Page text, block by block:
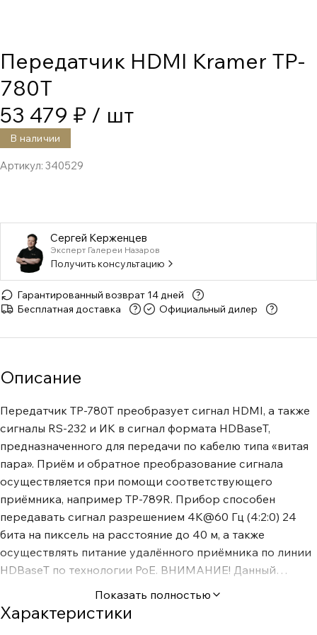
Передатчик HDMI Kramer TP-
780T
53 479 ₽ / шт
В наличии
Артикул: 340529
Сергей Керженцев
Эксперт Галереи Назаров
Получить консультацию
Гарантированный возврат 14 дней
Бесплатная доставка
Официальный дилер
Описание
Передатчик TP-780T преобразует сигнал HDMI, а также
сигналы RS-232 и ИК в сигнал формата HDBaseT,
предназначенного для передачи по кабелю типа «витая
пара». Приём и обратное преобразование сигнала
осуществляется при помощи соответствующего
приёмника, например TP-789R. Прибор способен
передавать сигнал разрешением 4K@60 Гц (4:2:0) 24
бита на пиксель на расстояние до 40 м, а также
осуществлять питание удалённого приёмника по линии
HDBaseT по технологии PoE. ВНИМАНИЕ! Данный
прибор работает только с кабелями экранированной
медной витой пары (FTP или STP) категории Cat6 и
выше, разделанными на обоих концах по одной схеме на
Показать полностью
Характеристики